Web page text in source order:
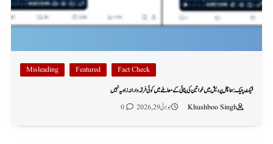
Fact Check
Featured
Misleading
فیکٹ چیک: ہماچل پردیش میں خواتین کی پٹائی کے معاملے میں کوئی فرقہ وارانہ زاویہ نہیں
Khushboo Singh
جولائی 29, 2026 0